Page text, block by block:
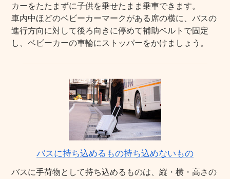
カーをたたまずに子供を乗せたまま乗車できます。
車内中ほどのベビーカーマークがある席の横に、バスの
進行方向に対して後ろ向きに停めて補助ベルトで固定
し、ベビーカーの車輪にストッパーをかけましょう。
バスに持ち込めるもの持ち込めないもの
バスに手荷物として持ち込めるものは、縦・横・高さの